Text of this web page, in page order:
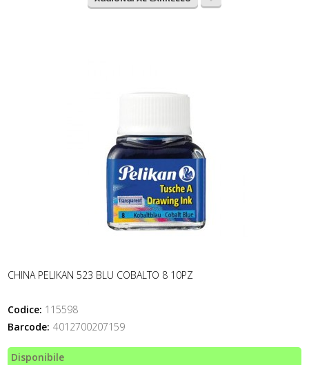
CHINA PELIKAN 523 BLU COBALTO 8 10PZ
Codice: 115598
Barcode: 4012700207159
Disponibile